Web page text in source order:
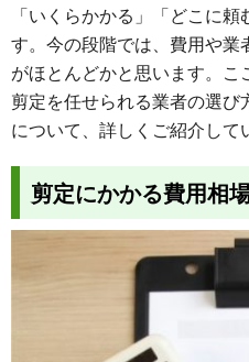
「いくらかかる」「どこに
す。今の段階では、費用や
がほとんどかと思います。
剪定を任せられる業者の選
について、詳しくご紹介して
剪定にかかる費用相